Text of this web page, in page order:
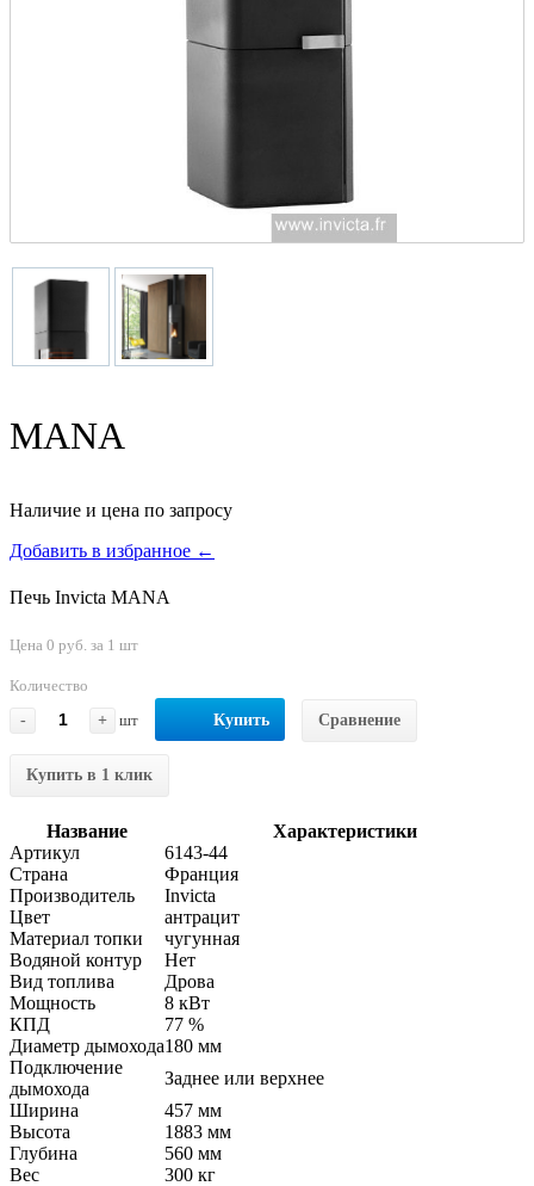
MANA
Наличие и цена по запросу
Добавить в избранное ←
Печь Invicta MANA
Цена 0 руб. за 1 шт
Количество
-
+ шт Купить Сравнение
Купить в 1 клик
Название
Характеристики
Артикул
6143-44
Страна
Франция
Производитель
Invicta
Цвет
антрацит
Материал топки
чугунная
Водяной контур
Нет
Вид топлива
Дрова
Мощность
8 кВт
КПД
77 %
Диаметр дымохода180 мм
Подключение
дымохода
Заднее или верхнее
Ширина
457 мм
Высота
1883 мм
Глубина
560 мм
Вес
300 кг